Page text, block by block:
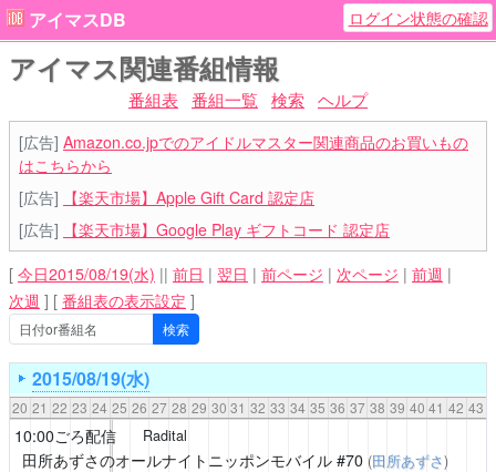
アイマスDB ログイン状態の確認
アイマス関連番組情報
番組表 番組一覧 検索 ヘルプ
[広告] Amazon.co.jpでのアイドルマスター関連商品のお買いもの
はこちらから
[広告]
【楽天市場】Apple Gift Card 認定店
[広告]
【楽天市場】Google Play ギフトコード 認定店
[ 今日2015/08/19(水) || 前日 | 翌日 | 前ページ | 次ページ | 前週 |
次週 ] [ 番組表の表示設定 ]
2015/08/19(水)
20 21 22 23 24 25 26 27 28 29 30 31 32 33 34 35 36 37 38 39 40 41 42 43
10:00ごろ配信 Radital
田所あずさのオールナイトニッポンモバイル#70 (田所あずさ)